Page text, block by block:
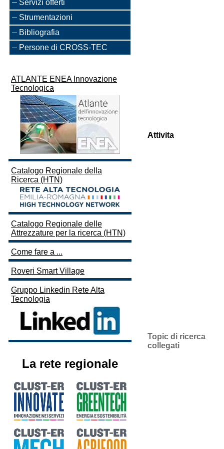
Servizi offerti
Strumentazioni
Bibliografia
Persone di CROSS-TEC
ATLANTE ENEA Innovazione
Tecnologica
Catalogo Regionale della
Ricerca (HTN)
Catalogo Regionale delle
Attrezzature per la ricerca (HTN)
Come fare a ...
Roveri Smart Village
Gruppo Linkedin Rete Alta
Tecnologia
La rete regionale
Attivita
Topic di ricerca
collegati